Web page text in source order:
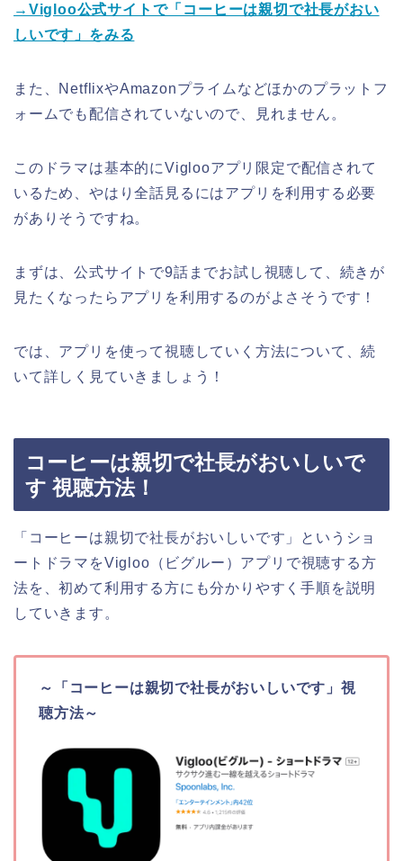
→Vigloo公式サイトで「コーヒーは親切で社長がおい
しいです」をみる
また、NetflixやAmazonプライムなどほかのプラットフ
ォームでも配信されていないので、見れません。
このドラマは基本的にViglooアプリ限定で配信されて
いるため、やはり全話見るにはアプリを利用する必要
がありそうですね。
まずは、公式サイトで9話までお試し視聴して、続きが
見たくなったらアプリを利用するのがよさそうです！
では、アプリを使って視聴していく方法について、続
いて詳しく見ていきましょう！
コーヒーは親切で社長がおいしいで
す 視聴方法！
「コーヒーは親切で社長がおいしいです」というショ
ートドラマをVigloo（ビグルー）アプリで視聴する方
法を、初めて利用する方にも分かりやすく手順を説明
していきます。
～「コーヒーは親切で社長がおいしいです」視
聴方法～